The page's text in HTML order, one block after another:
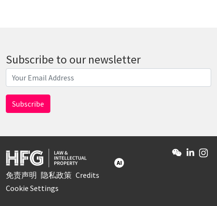
Subscribe to our newsletter
免责声明 隐私政策 Credits
Cookie Settings
AI